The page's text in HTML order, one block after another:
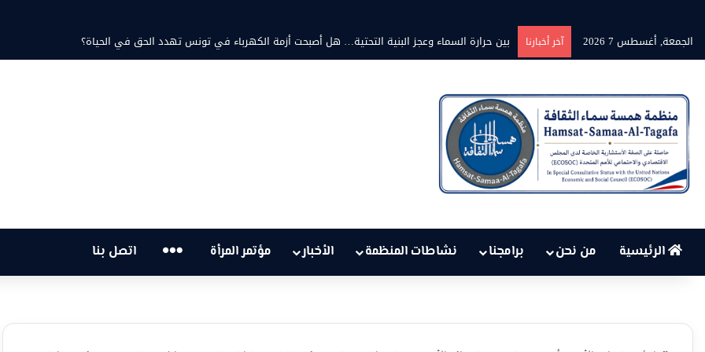
الجمعة, أغسطس 7 2026
آخر أخبارنا برنامج” قلوب شاعرة” بين الشاعر محمد ثابت والشاعرة فاطمة الزامل: عزف على أوتار الحنين وشجن القوافي
الرئيسية من نحن برامجنا نشاطات المنظمة الأخبار مؤتمر المرأة … اتصل بنا